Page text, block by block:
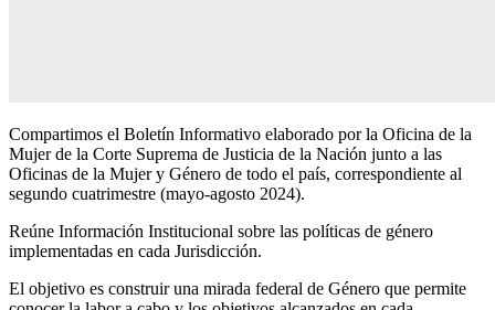
Compartimos el Boletín Informativo elaborado por la Oficina de la
Mujer de la Corte Suprema de Justicia de la Nación junto a las
Oficinas de la Mujer y Género de todo el país, correspondiente al
segundo cuatrimestre (mayo-agosto 2024).
Reúne Información Institucional sobre las políticas de género
implementadas en cada Jurisdicción.
El objetivo es construir una mirada federal de Género que permite